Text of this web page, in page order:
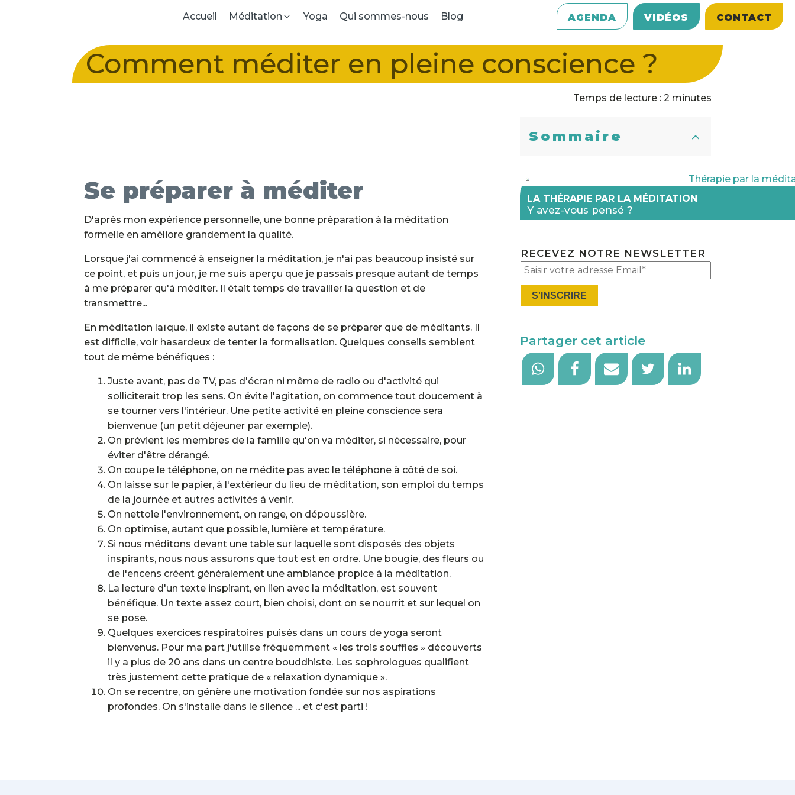
Accueil Méditation Yoga Qui sommes-nous Blog AGENDA VIDÉOS CONTACT
Comment méditer en pleine conscience ?
Temps de lecture : 2 minutes
Se préparer à méditer
D'après mon expérience personnelle, une bonne préparation à la méditation
formelle en améliore grandement la qualité.
Lorsque j'ai commencé à enseigner la méditation, je n'ai pas beaucoup insisté sur
ce point, et puis un jour, je me suis aperçu que je passais presque autant de temps
à me préparer qu'à méditer. Il était temps de travailler la question et de
transmettre...
En méditation laïque, il existe autant de façons de se préparer que de méditants. Il
est difficile, voir hasardeux de tenter la formalisation. Quelques conseils semblent
tout de même bénéfiques :
Juste avant, pas de TV, pas d'écran ni même de radio ou d'activité qui
solliciterait trop les sens. On évite l'agitation, on commence tout doucement à
se tourner vers l'intérieur. Une petite activité en pleine conscience sera
bienvenue (un petit déjeuner par exemple).
On prévient les membres de la famille qu'on va méditer, si nécessaire, pour
éviter d'être dérangé.
On coupe le téléphone, on ne médite pas avec le téléphone à côté de soi.
On laisse sur le papier, à l'extérieur du lieu de méditation, son emploi du temps
de la journée et autres activités à venir.
On nettoie l'environnement, on range, on dépoussière.
On optimise, autant que possible, lumière et température.
Si nous méditons devant une table sur laquelle sont disposés des objets
inspirants, nous nous assurons que tout est en ordre. Une bougie, des fleurs ou
de l'encens créent généralement une ambiance propice à la méditation.
La lecture d'un texte inspirant, en lien avec la méditation, est souvent
bénéfique. Un texte assez court, bien choisi, dont on se nourrit et sur lequel on
se pose.
Quelques exercices respiratoires puisés dans un cours de yoga seront
bienvenus. Pour ma part j'utilise fréquemment « les trois souffles » découverts
il y a plus de 20 ans dans un centre bouddhiste. Les sophrologues qualifient
très justement cette pratique de « relaxation dynamique ».
On se recentre, on génère une motivation fondée sur nos aspirations
profondes. On s'installe dans le silence ... et c'est parti !
Sommaire
LA THÉRAPIE PAR LA MÉDITATION
Y avez-vous pensé ?
RECEVEZ NOTRE NEWSLETTER
Please leave
Partager cet article